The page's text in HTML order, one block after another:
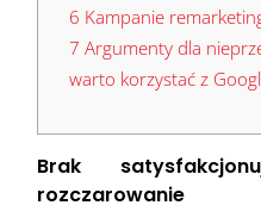
6 Kampanie
7 Argumenty dla
warto korzystać z
Brak
rozczarowanie